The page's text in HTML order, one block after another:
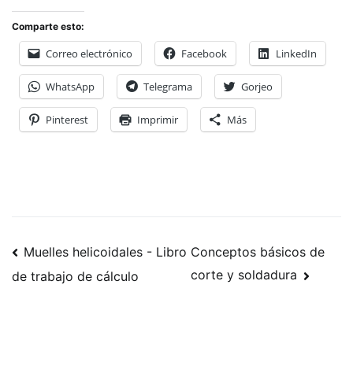
Comparte esto:
Correo electrónico Facebook LinkedIn
WhatsApp Telegrama Gorjeo
Pinterest Imprimir Más
Navegación
de
Muelles helicoidales - Libro
de trabajo de cálculo
Conceptos básicos de
corte y soldadura